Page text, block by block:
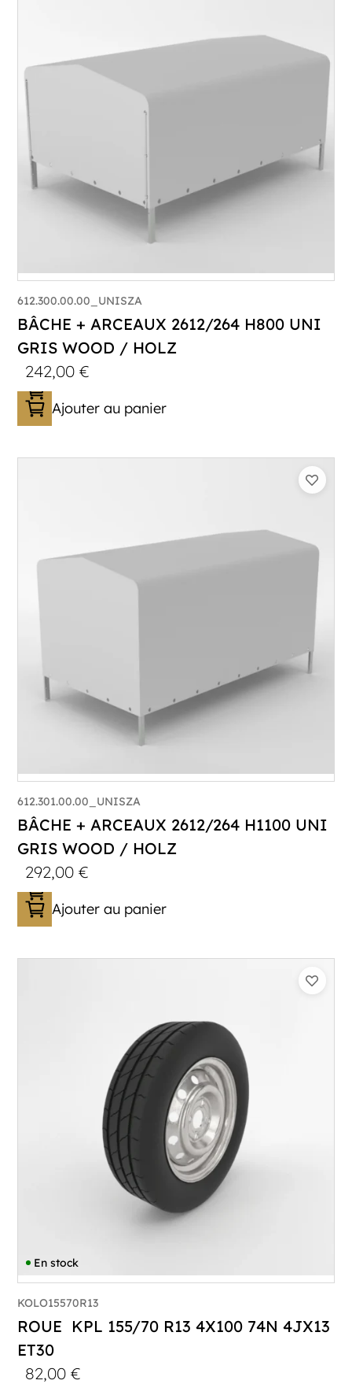
612.300.00.00_UNISZA
BÂCHE + ARCEAUX 2612/264 H800 UNI
GRIS WOOD / HOLZ
242,00€
Ajouter au panier
612.301.00.00_UNISZA
BÂCHE + ARCEAUX 2612/264 H1100 UNI
GRIS WOOD / HOLZ
292,00€
Ajouter au panier
En stock
KOLO15570R13
ROUE KPL 155/70 R13 4X100 74N 4JX13
ET30
82,00€